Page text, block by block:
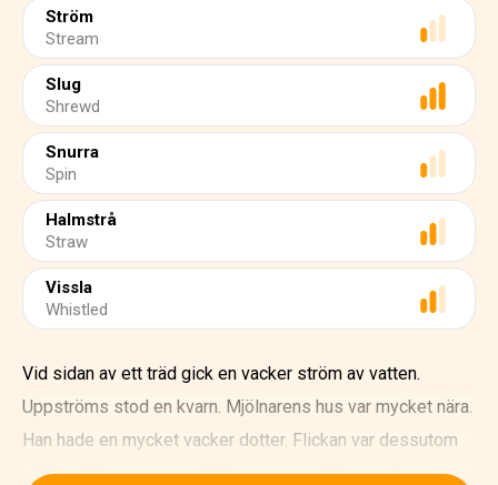
Ström
Stream
Slug
Shrewd
Snurra
Spin
Halmstrå
Straw
Vissla
Whistled
Vid sidan av ett träd gick en vacker ström av vatten.
Uppströms stod en kvarn. Mjölnarens hus var mycket nära.
Han hade en mycket vacker dotter. Flickan var dessutom
väldigt klok och smart. Mjölnaren var väldigt stolt över